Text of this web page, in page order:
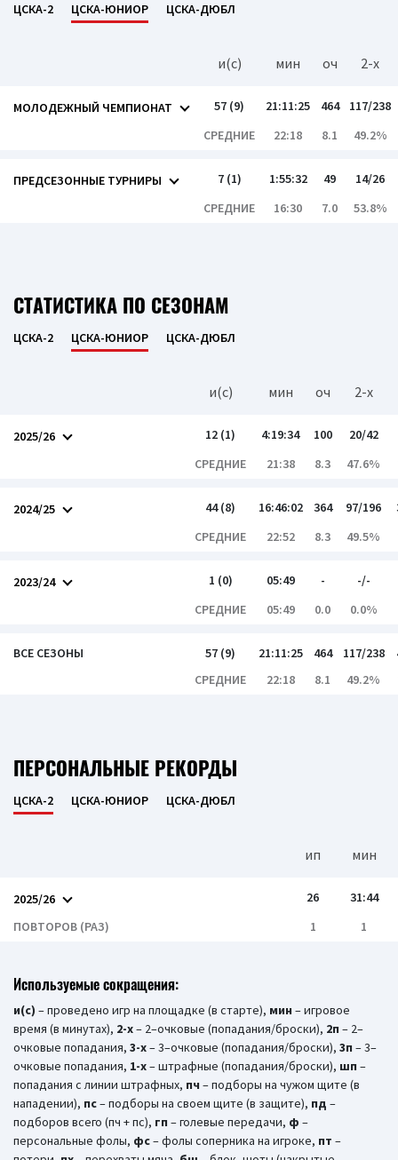
ЦСКА-2 ЦСКА-ЮНИОР ЦСКА-ДЮБЛ
и(c) мин оч 2-x
МОЛОДЕЖНЫЙ ЧЕМПИОНАТ 57 (9) 21:11:25 464
117/238
СРЕДНИЕ
22:18 8.1 49.2%
ПРЕДСЕЗОННЫЕ ТУРНИРЫ 7 (1) 1:55:32 49
14/26
СРЕДНИЕ
16:30 7.0 53.8%
СТАТИСТИКА ПО СЕЗОНАМ
ЦСКА-2 ЦСКА-ЮНИОР ЦСКА-ДЮБЛ
и(c) мин оч 2-x
2025/26 12 (1) 4:19:34 100
20/42
СРЕДНИЕ
21:38 8.3 47.6%
2024/25 44 (8) 16:46:02 364 97/196
СРЕДНИЕ
22:52 8.3 49.5%
2023/24 1 (0) 05:49 -
-/-
СРЕДНИЕ
05:49 0.0 0.0%
ВСЕ СЕЗОНЫ 57 (9) 21:11:25 464 117/238
СРЕДНИЕ
22:18 8.1 49.2%
ПЕРСОНАЛЬНЫЕ РЕКОРДЫ
ЦСКА-2 ЦСКА-ЮНИОР ЦСКА-ДЮБЛ
ип мин
2025/26 26
31:44
ПОВТОРОВ (РАЗ)
1 1
Используемые сокращения:
и(c) – проведено игр на площадке (в старте), мин – игровое
время (в минутах), 2-х– 2–очковые (попадания/броски), 2п – 2–
очковые попадания, 3-х– 3–очковые (попадания/броски), 3п – 3–
очковые попадания, 1-x– штрафные (попадания/броски), шп –
попадания с линии штрафных, пч – подборы на чужом щите (в
нападении), пс– подборы на своем щите (в защите), пд –
подборов всего (пч + пс), гп – голевые передачи, ф –
персональные фолы, фс– фолы соперника на игроке, пт –